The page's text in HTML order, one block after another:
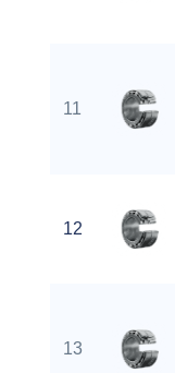
11
12
13